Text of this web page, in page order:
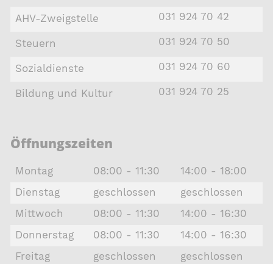
AHV-Zweigstelle 031 924 70 42
Steuern 031 924 70 50
Sozialdienste 031 924 70 60
Bildung und Kultur 031 924 70 25
Öffnungszeiten
Montag 08:00 - 11:30
14:00 - 18:00
Dienstag
geschlossen
geschlossen
Mittwoch
08:00 - 11:30
14:00 - 16:30
Donnerstag
08:00 - 11:30
14:00 - 16:30
Freitag
geschlossen geschlossen